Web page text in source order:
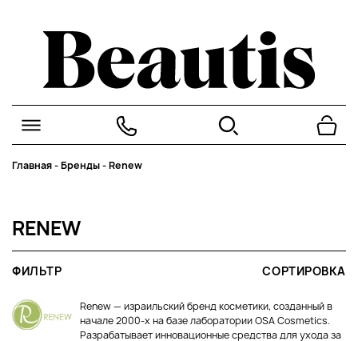
Главная-Бренды-Renew
RENEW
ФИЛЬТР СОРТИРОВКА
Renew — израильский бренд косметики, созданный в
начале 2000-х на базе лаборатории OSA Cosmetics.
Разрабатывает инновационные средства для ухода за